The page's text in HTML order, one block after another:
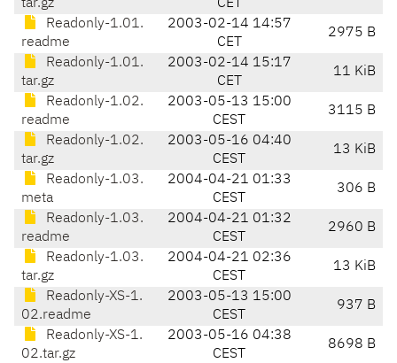
tar.gz CET
Readonly-1.01.
readme
2003-02-14 14:57
CET
2975 B
Readonly-1.01.
tar.gz
2003-02-14 15:17
CET
11 KiB
Readonly-1.02.
readme
2003-05-13 15:00
CEST
3115 B
Readonly-1.02.
tar.gz
2003-05-16 04:40
CEST
13 KiB
Readonly-1.03.
meta
2004-04-21 01:33
CEST
306 B
Readonly-1.03.
readme
2004-04-21 01:32
CEST
2960 B
Readonly-1.03.
tar.gz
2004-04-21 02:36
CEST
13 KiB
Readonly-XS-1.
02.readme
2003-05-13 15:00
CEST
937 B
Readonly-XS-1.
02.tar.gz
2003-05-16 04:38
CEST
8698 B